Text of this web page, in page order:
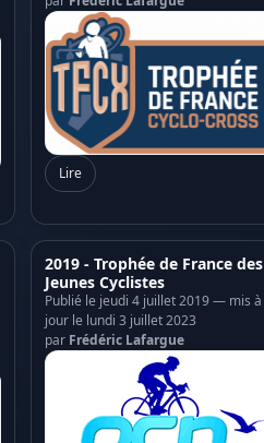
Lire
2019 - Trophée de France des
Jeunes Cyclistes
Publié le jeudi 4 juillet 2019 — mis à
jour le lundi 3 juillet 2023
par Frédéric Lafargue